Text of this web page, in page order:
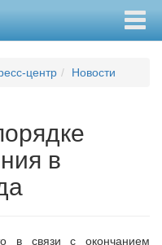
центр Новости
в
связи с окончанием